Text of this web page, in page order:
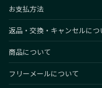
お支払方法
返品・交換・キャンセルにつ
商品について
フリーメールについて